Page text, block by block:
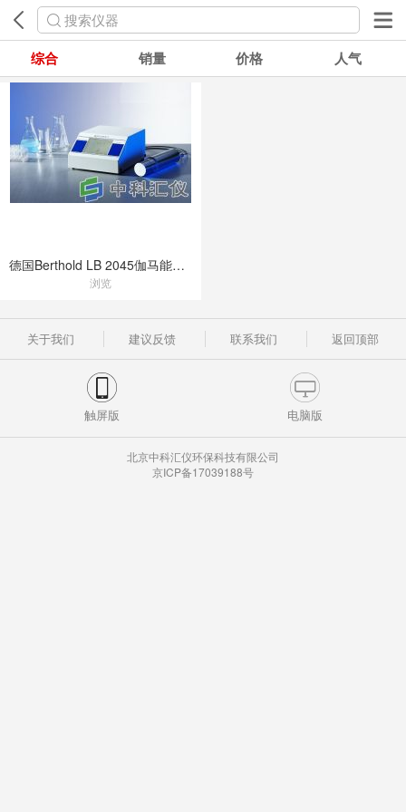
搜索仪器
综合 销量 价格 人气
德国Berthold LB 2045伽马能谱仪
浏览
关于我们 建议反馈 联系我们 返回顶部
触屏版 电脑版
北京中科汇仪环保科技有限公司
京ICP备17039188号